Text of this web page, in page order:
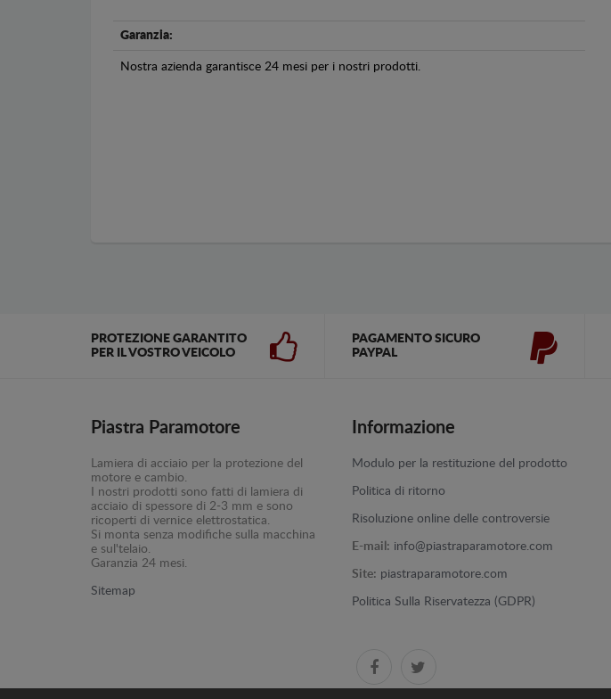
Garanzia:
Nostra azienda garantisce 24 mesi per i nostri prodotti.
PROTEZIONE GARANTITO
PER IL VOSTRO VEICOLO
PAGAMENTO SICURO
PAYPAL
Piastra Paramotore
Lamiera di acciaio per la protezione del
motore e cambio.
I nostri prodotti sono fatti di lamiera di
acciaio di spessore di 2-3 mm e sono
ricoperti di vernice elettrostatica.
Si monta senza modifiche sulla macchina
e sul'telaio.
Garanzia 24 mesi.
Sitemap
Informazione
Modulo per la restituzione del prodotto
Politica di ritorno
Risoluzione online delle controversie
E-mail: info@piastraparamotore.com
Site: piastraparamotore.com
Politica Sulla Riservatezza (GDPR)